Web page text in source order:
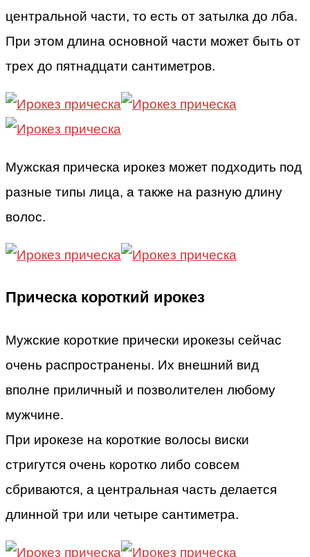
центральной части, то есть от затылка до лба.
При этом длина основной части может быть от
трех до пятнадцати сантиметров.
Мужская прическа ирокез может подходить под
разные типы лица, а также на разную длину
волос.
Прическа короткий ирокез
Мужские короткие прически ирокезы сейчас
очень распространены. Их внешний вид
вполне приличный и позволителен любому
мужчине.
При ирокезе на короткие волосы виски
стригутся очень коротко либо совсем
сбриваются, а центральная часть делается
длинной три или четыре сантиметра.